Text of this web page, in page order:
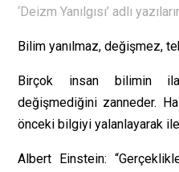
‘Deizm Yanılgısı’ adlı
Bilim yanılmaz, değişmez,
Birçok insan bilimin
değişmediğini zanneder.
önceki bilgiyi yalanlayarak
Albert Einstein: